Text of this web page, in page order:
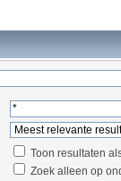
Toon resultaten
Zoek alleen op